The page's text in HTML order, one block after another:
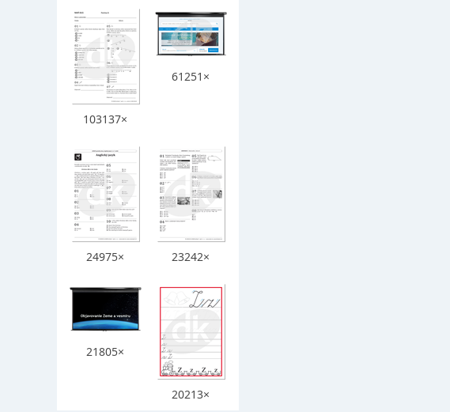
103137×
61251×
24975× 23242×
21805×
20213×